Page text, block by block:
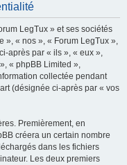
LegTux » et ses sociétés
», « nos », « Forum LegTux »,
après par « ils », « eux »,
« phpBB Limited »,
collectée pendant
(désignée ci-après par « vos
Premièrement, en
créera un certain nombre
dans les fichiers
Les deux premiers